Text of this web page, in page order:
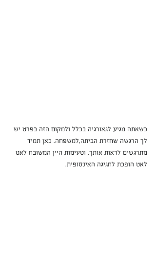
כשאתה מגיע לגאורגיה בכלל ולמקום הזה בפרט יש
לך הרגשה שחזרת הביתה,למשפחה. כאן תמיד
מתרגשים לראות אותך. וטעימות היין המשובח לאט
לאט הופכת לחגיגה האינסופית.